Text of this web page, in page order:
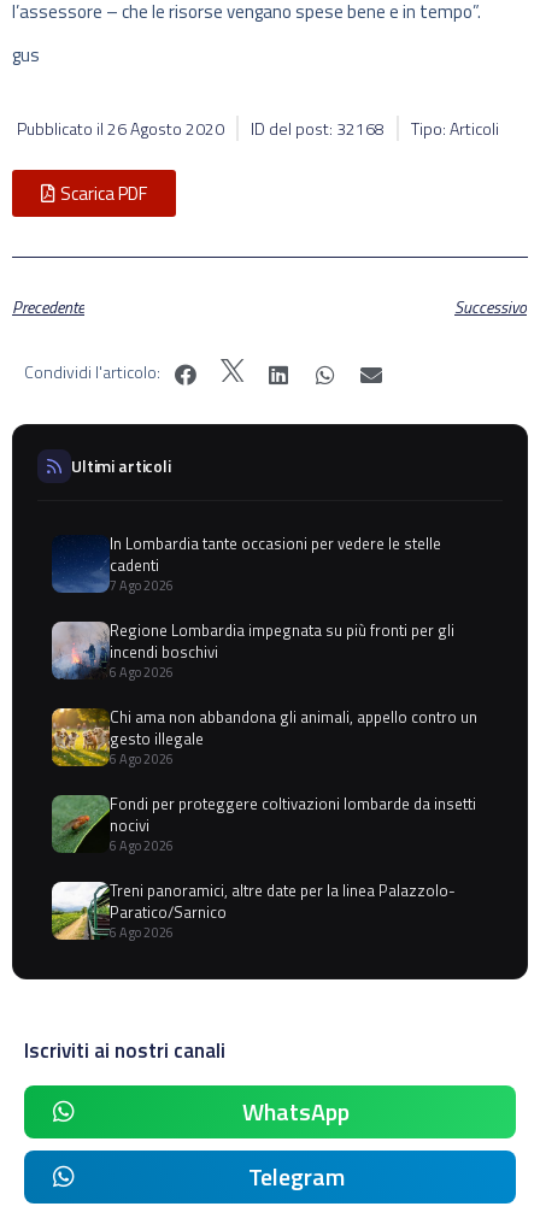
l’assessore – che le risorse vengano spese bene e in tempo”.
gus
Pubblicato il26 Agosto 2020 ID del post: 32168 Tipo: Articoli
Scarica PDF
Precedente Successivo
Condividi l'articolo:
Ultimi articoli
In Lombardia tante occasioni per vedere le stelle
cadenti
7 Ago 2026
Regione Lombardia impegnata su più fronti per gli
incendi boschivi
6 Ago 2026
Chi ama non abbandona gli animali, appello contro un
gesto illegale
6 Ago 2026
Fondi per proteggere coltivazioni lombarde da insetti
nocivi
6 Ago 2026
Treni panoramici, altre date per la linea Palazzolo-
Paratico/Sarnico
6 Ago 2026
Iscriviti ai nostri canali
WhatsApp
Telegram